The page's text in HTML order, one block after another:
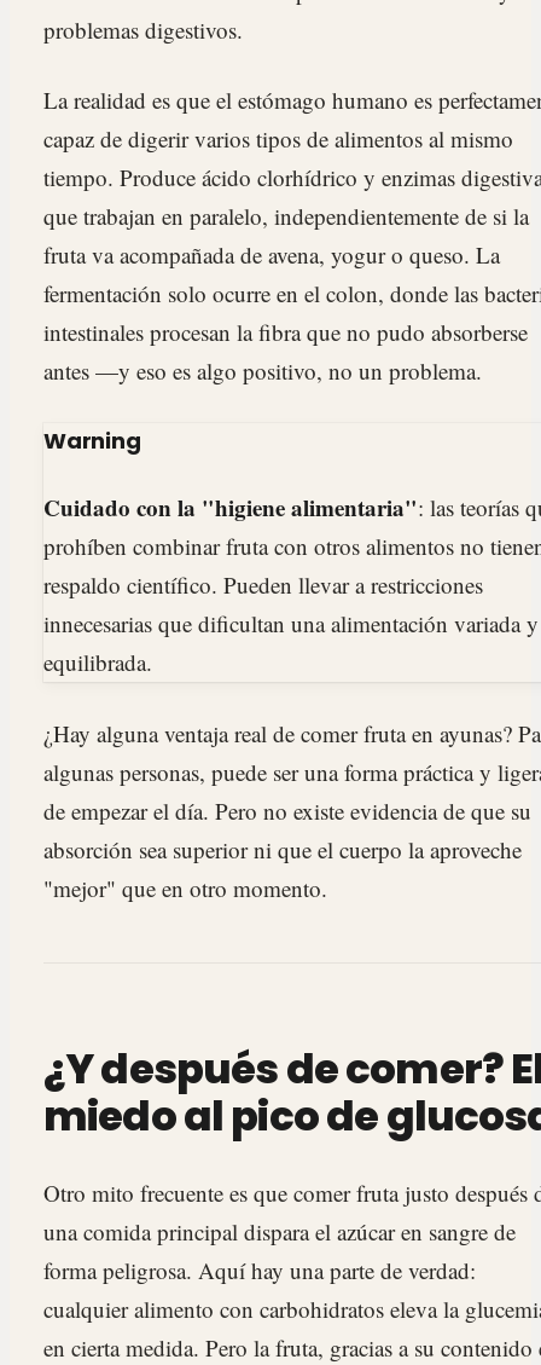
problemas digestivos.
La realidad es que el estómago humano es
capaz de digerir varios tipos de alimentos al mismo
tiempo. Produce ácido clorhídrico y enzimas
que trabajan en paralelo, independientemente de si la
fruta va acompañada de avena, yogur o queso. La
fermentación solo ocurre en el colon, donde las
intestinales procesan la fibra que no pudo absorberse
antes —y eso es algo positivo, no un problema.
Warning
Cuidado con la "higiene alimentaria": las teorías
prohíben combinar fruta con otros alimentos no
respaldo científico. Pueden llevar a restricciones
innecesarias que dificultan una alimentación variada y
equilibrada.
¿Hay alguna ventaja real de comer fruta en ayunas?
algunas personas, puede ser una forma práctica y
de empezar el día. Pero no existe evidencia de que su
absorción sea superior ni que el cuerpo la aproveche
"mejor" que en otro momento.
¿Y después de comer?
miedo al pico de
Otro mito frecuente es que comer fruta justo después
una comida principal dispara el azúcar en sangre de
forma peligrosa. Aquí hay una parte de verdad:
cualquier alimento con carbohidratos eleva la
en cierta medida. Pero la fruta, gracias a su contenido